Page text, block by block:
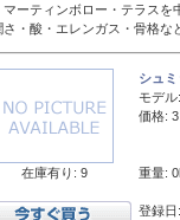
マーティンボロー・テラスを
さ・酸・エレンガス・骨格
在庫有り: 9
シュ
モデル:
価格:
重量:
登録